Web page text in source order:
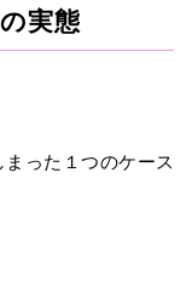
実態
った１つのケース